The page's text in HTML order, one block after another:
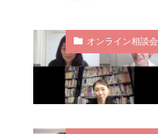
オンライン相談会